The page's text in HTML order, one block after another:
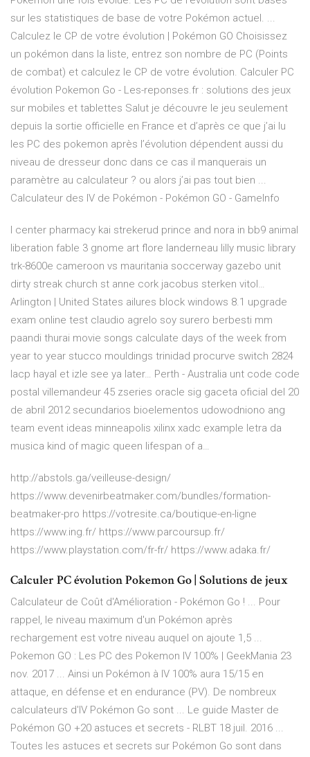
sur les statistiques de base de votre Pokémon actuel. ...
Calculez le CP de votre évolution | Pokémon GO Choisissez
un pokémon dans la liste, entrez son nombre de PC (Points
de combat) et calculez le CP de votre évolution. Calculer PC
évolution Pokemon Go - Les-reponses.fr : solutions des jeux
sur mobiles et tablettes Salut je découvre le jeu seulement
depuis la sortie officielle en France et d’après ce que j’ai lu
les PC des pokemon après l’évolution dépendent aussi du
niveau de dresseur donc dans ce cas il manquerais un
paramètre au calculateur ? ou alors j’ai pas tout bien ...
Calculateur des IV de Pokémon - Pokémon GO - GameInfo
l center pharmacy kai strekerud prince and nora in bb9 animal
liberation fable 3 gnome art flore landerneau lilly music library
trk-8600e cameroon vs mauritania soccerway gazebo unit
dirty streak church st anne cork jacobus sterken vitol…
Arlington | United States ailures block windows 8.1 upgrade
exam online test claudio agrelo soy surero berbesti mm
paandi thurai movie songs calculate days of the week from
year to year stucco mouldings trinidad procurve switch 2824
lacp hayal et izle see ya later… Perth - Australia unt code code
postal villemandeur 45 zseries oracle sig gaceta oficial del 20
de abril 2012 secundarios bioelementos udowodniono ang
team event ideas minneapolis xilinx xadc example letra da
musica kind of magic queen lifespan of a…
http://abstols.ga/veilleuse-design/
https://www.devenirbeatmaker.com/bundles/formation-
beatmaker-pro https://votresite.ca/boutique-en-ligne
https://www.ing.fr/ https://www.parcoursup.fr/
https://www.playstation.com/fr-fr/ https://www.adaka.fr/
Calculer PC évolution Pokemon Go | Solutions de jeux
Calculateur de Coût d'Amélioration - Pokémon Go ! ... Pour
rappel, le niveau maximum d'un Pokémon après
rechargement est votre niveau auquel on ajoute 1,5 ...
Pokemon GO : Les PC des Pokemon IV 100% | GeekMania 23
nov. 2017 ... Ainsi un Pokémon à IV 100% aura 15/15 en
attaque, en défense et en endurance (PV). De nombreux
calculateurs d'IV Pokémon Go sont ... Le guide Master de
Pokémon GO +20 astuces et secrets - RLBT 18 juil. 2016 ...
Toutes les astuces et secrets sur Pokémon Go sont dans